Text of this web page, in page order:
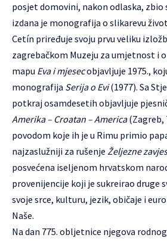
posjet domovini, nakon odlaska, zbio
izdana je monografija o slikarevu
Cetín priređuje svoju prvu veliku
zagrebačkom Muzeju za umjetnost i
mapu Eva i mjesecobjavljuje 1975.,
monografija Serija o Evi(1977). Sa
potkraj osamdesetih objavljuje
Amerika – Croatan – America(Zagreb,
povodom koje ih je u Rimu primio
najzaslužniji za rušenje Željezne
posvećena iseljenom hrvatskom
provenijencije koji je sukreirao druge
svoje srce, kulturu, jezik, običaje i
Naše.
Na dan 775. obljetnice njegova